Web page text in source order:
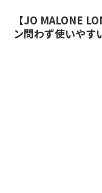
【JO MALONE
ン問わず使いやす